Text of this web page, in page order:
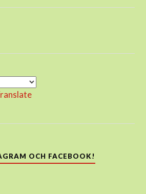
OCH FACEBOOK!